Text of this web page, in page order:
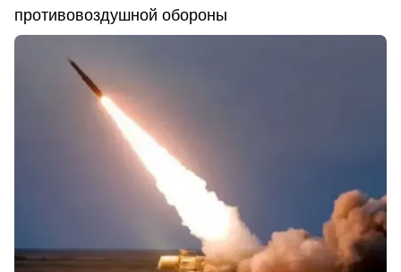
противовоздушной обороны